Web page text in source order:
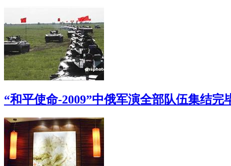
“和平使命-2009”中俄军演全部队伍集结完